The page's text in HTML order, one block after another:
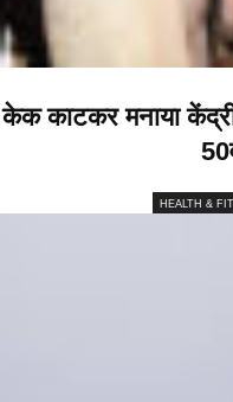
केक काटकर मनाया
HEALTH &